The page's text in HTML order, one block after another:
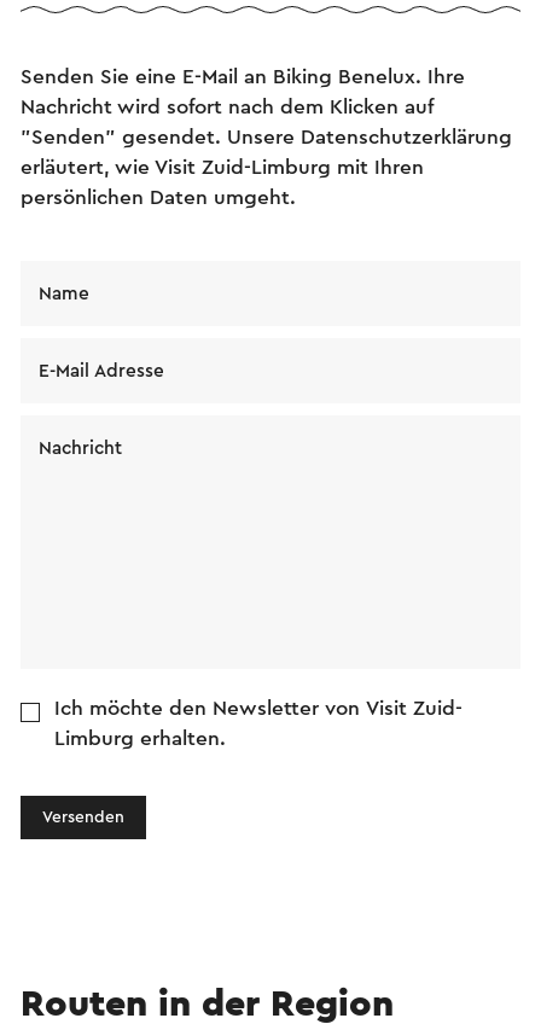
Senden Sie eine E-Mail an Biking Benelux. Ihre
Nachricht wird sofort nach dem Klicken auf
"Senden" gesendet. Unsere Datenschutzerklärung
erläutert, wie Visit Zuid-Limburg mit Ihren
persönlichen Daten umgeht.
Name
E-Mail Adresse
Nachricht
Ich möchte den Newsletter von Visit Zuid-
Limburg erhalten.
Versenden
Routen in der Region